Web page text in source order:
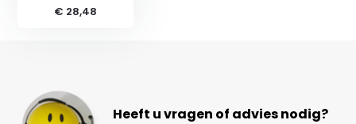
€ 28,48
Heeft u vragen of advies nodig?